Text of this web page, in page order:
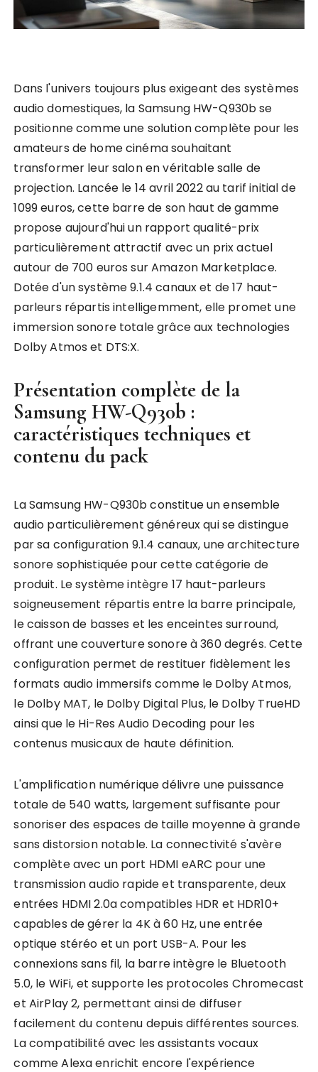
Dans l'univers toujours plus exigeant des systèmes
audio domestiques, la Samsung HW-Q930b se
positionne comme une solution complète pour les
amateurs de home cinéma souhaitant
transformer leur salon en véritable salle de
projection. Lancée le 14 avril 2022 au tarif initial de
1099 euros, cette barre de son haut de gamme
propose aujourd'hui un rapport qualité-prix
particulièrement attractif avec un prix actuel
autour de 700 euros sur Amazon Marketplace.
Dotée d'un système 9.1.4 canaux et de 17 haut-
parleurs répartis intelligemment, elle promet une
immersion sonore totale grâce aux technologies
Dolby Atmos et DTS:X.
Présentation complète de la
Samsung HW-Q930b :
caractéristiques techniques et
contenu du pack
La Samsung HW-Q930b constitue un ensemble
audio particulièrement généreux qui se distingue
par sa configuration 9.1.4 canaux, une architecture
sonore sophistiquée pour cette catégorie de
produit. Le système intègre 17 haut-parleurs
soigneusement répartis entre la barre principale,
le caisson de basses et les enceintes surround,
offrant une couverture sonore à 360 degrés. Cette
configuration permet de restituer fidèlement les
formats audio immersifs comme le Dolby Atmos,
le Dolby MAT, le Dolby Digital Plus, le Dolby TrueHD
ainsi que le Hi-Res Audio Decoding pour les
contenus musicaux de haute définition.
L'amplification numérique délivre une puissance
totale de 540 watts, largement suffisante pour
sonoriser des espaces de taille moyenne à grande
sans distorsion notable. La connectivité s'avère
complète avec un port HDMI eARC pour une
transmission audio rapide et transparente, deux
entrées HDMI 2.0a compatibles HDR et HDR10+
capables de gérer la 4K à 60 Hz, une entrée
optique stéréo et un port USB-A. Pour les
connexions sans fil, la barre intègre le Bluetooth
5.0, le WiFi, et supporte les protocoles Chromecast
et AirPlay 2, permettant ainsi de diffuser
facilement du contenu depuis différentes sources.
La compatibilité avec les assistants vocaux
comme Alexa enrichit encore l'expérience